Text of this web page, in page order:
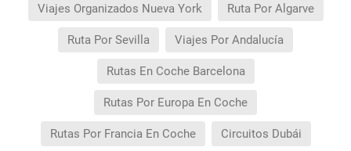
Viajes Organizados Nueva York Ruta Por Algarve
Ruta Por Sevilla Viajes Por Andalucía
Rutas En Coche Barcelona
Rutas Por Europa En Coche
Rutas Por Francia En Coche Circuitos Dubái